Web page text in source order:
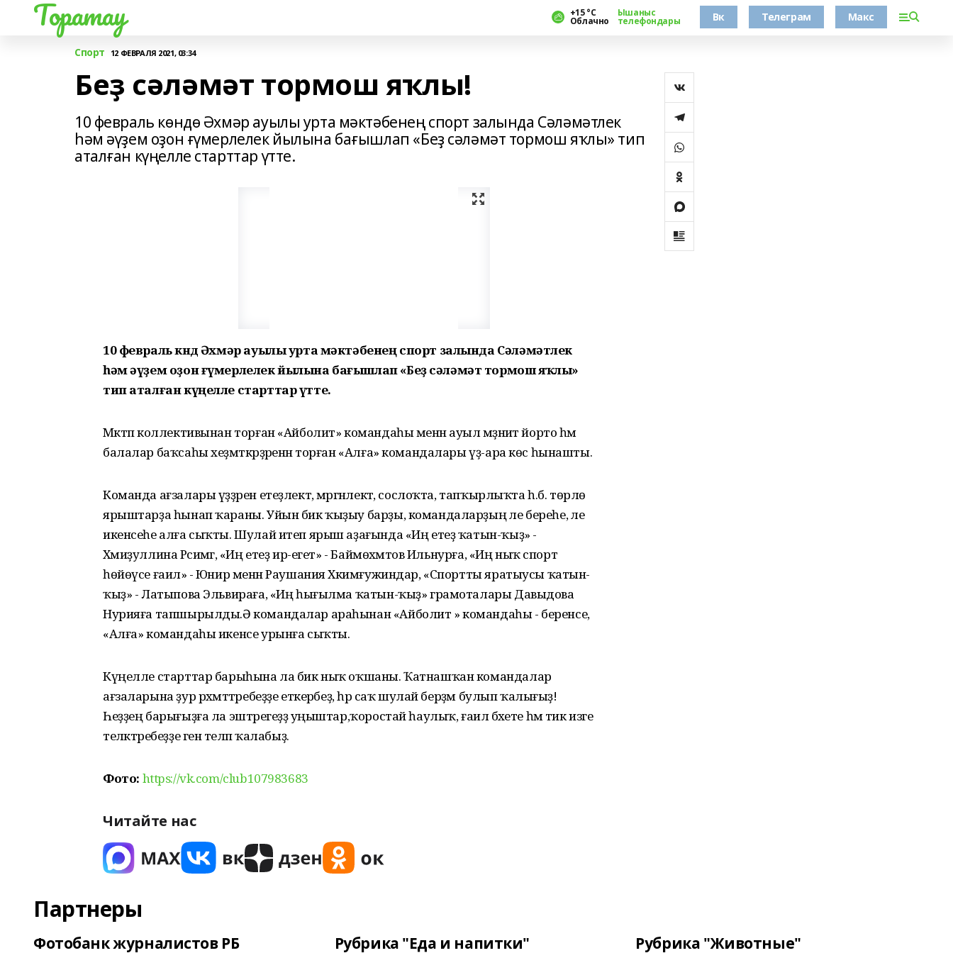
Торатау +15 °С
Облачно
Ышаныс
телефондары Вк Телеграм Макс
Спорт 12 ФЕВРАЛЯ 2021, 03:34
Беҙ сәләмәт тормош яҡлы!
10 февраль көндө Әхмәр ауылы урта мәктәбенең спорт залында Сәләмәтлек
һәм әүҙем оҙон ғүмерлелек йылына бағышлап «Беҙ сәләмәт тормош яҡлы» тип
аталған күңелле старттар үтте.
10 февраль көндө Әхмәр ауылы урта мәктәбенең спорт залында Сәләмәтлек
һәм әүҙем оҙон ғүмерлелек йылына бағышлап «Беҙ сәләмәт тормош яҡлы»
тип аталған күңелле старттар үтте.
Мәктәп коллективынан торған «Айболит» командаһы менән ауыл мәҙәниәт йорто һәм
балалар баҡсаһы хеҙмәткәрҙәренән торған «Алға» командалары үҙ-ара көс һынашты.
Команда ағзалары үҙҙәрен етеҙлектә, мәргәнлектә, сослоҡта, тапҡырлыҡта һ.б. төрлө
ярыштарҙа һынап ҡараны. Уйын бик ҡыҙыу барҙы, командаларҙың әле береһе, әле
икенсеһе алға сыҡты. Шулай итеп ярыш аҙағында «Иң етеҙ ҡатын-ҡыҙ» -
Хәмиҙуллина Рәсимәгә, «Иң етеҙ ир-егет» - Баймөхәмәтов Ильнурға, «Иң ныҡ спорт
һөйөүсе ғаилә» - Юнир менән Раушания Хәкимғужиндар, «Спортты яратыусы ҡатын-
ҡыҙ» - Латыпова Эльвираға, «Иң һығылма ҡатын-ҡыҙ» грамоталары Давыдова
Нурияға тапшырылды.Ә командалар араһынан «Айболит » командаһы - беренсе,
«Алға» командаһы икенсе урынға сыҡты.
Күңелле старттар барыһына ла бик ныҡ оҡшаны. Ҡатнашҡан командалар
ағзаларына ҙур рәхмәттәребеҙҙе еткерәбеҙ, һәр саҡ шулай берҙәм булып ҡалығыҙ!
Һеҙҙең барығыҙға ла эштәрегеҙҙә уңыштар,ҡоростай һаулыҡ, ғаилә бәхете һәм тик изге
теләктәребеҙҙе генә теләп ҡалабыҙ.
Фото: https://vk.com/club107983683
Читайте нас
Партнеры
Фотобанк журналистов РБ Рубрика "Еда и напитки" Рубрика "Животные"